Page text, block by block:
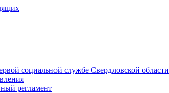
социальной службе Свердловской области
регламент